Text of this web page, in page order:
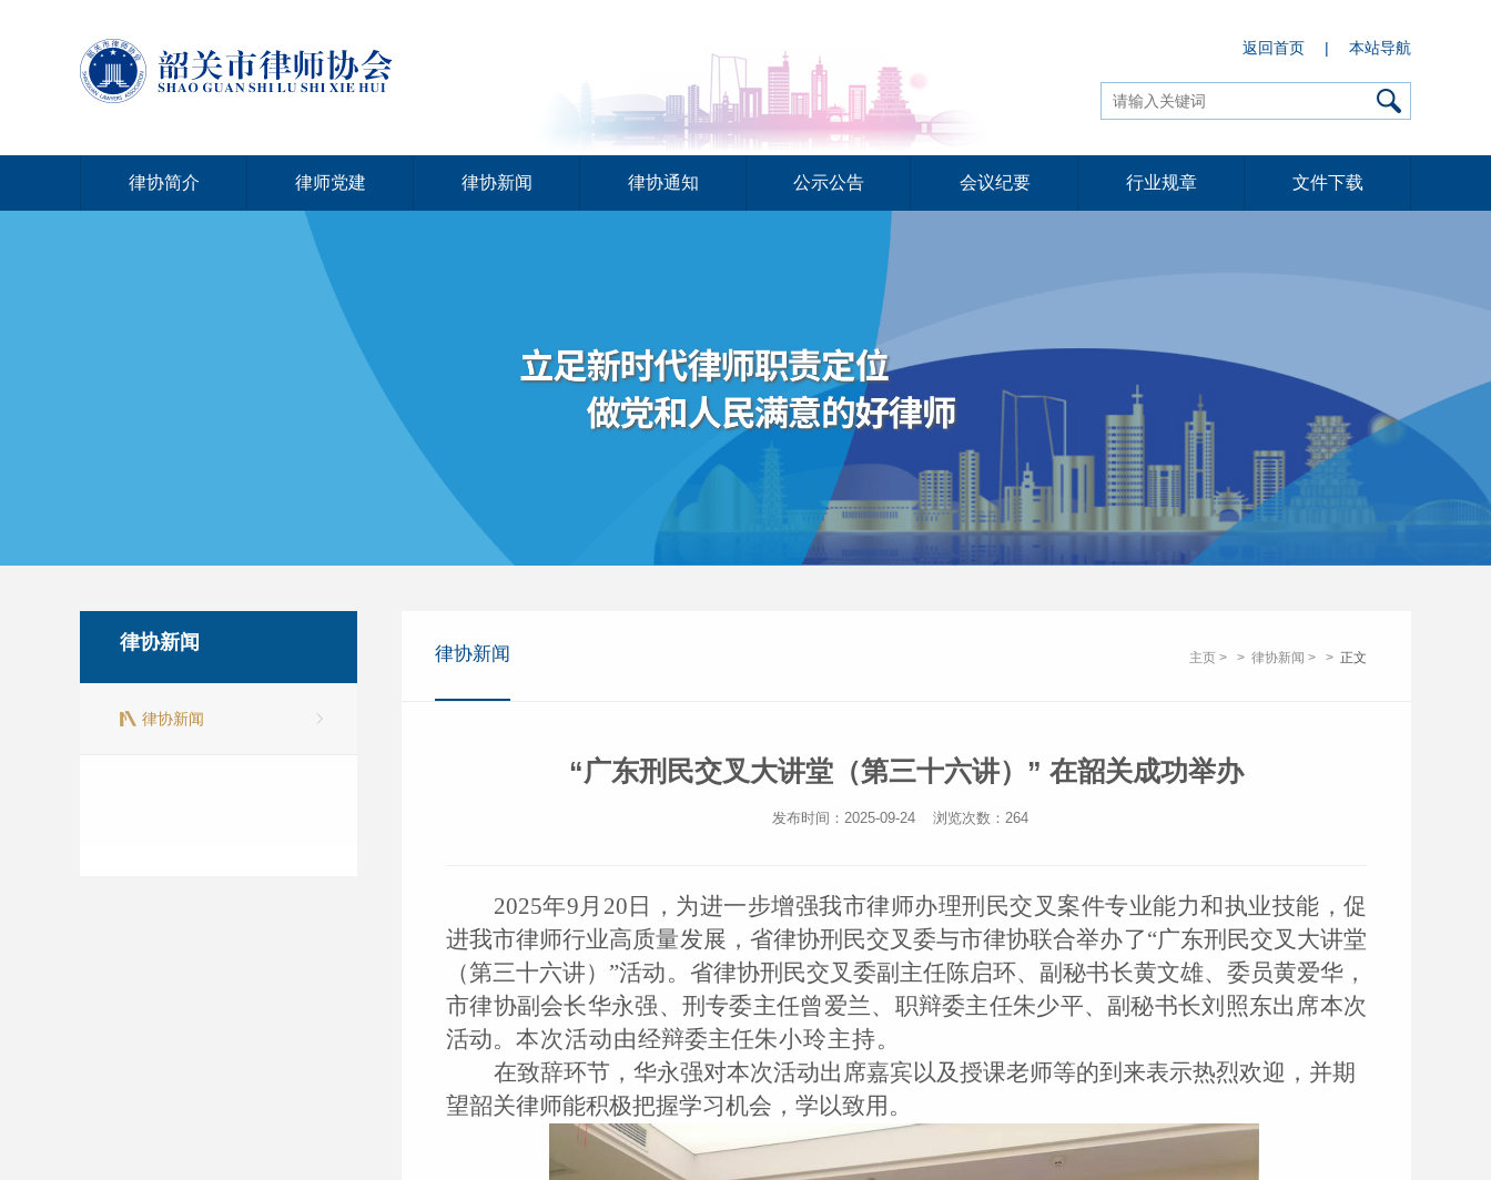
返回首页 | 本站导航
律协简介 律师党建 律协新闻 律协通知 公示公告 会议纪要 行业规章 文件下载
律协新闻
律协新闻
律协新闻 主页 > > 律协新闻 > > 正文
“广东刑民交叉大讲堂（第三十六讲）” 在韶关成功举办​
发布时间：2025-09-24 浏览次数： 264
2025年9月20日， 为进一步增强我市律师办理刑民交叉案件专业能力和执业技能，促
进我市律师行业高质量发展，省律协刑民交叉委与市律协联合举办了“广东刑民交叉大讲堂
（第三十六讲）”活动。 省律协刑民交叉委副主任陈启环、副秘书长黄文雄、 委员黄爱华 ，
市律协副会长华永强、 刑专委主任曾爱兰、 职辩委主任朱少平、副秘书长刘照东出席本次
活动。 本次活动由经辩委主任朱小玲主持。
在致辞环节，华永强对本次活动出席嘉宾以及授课老师等的到来表示热烈欢迎，并期
望韶关律师能积极把握学习机会，学以致用。